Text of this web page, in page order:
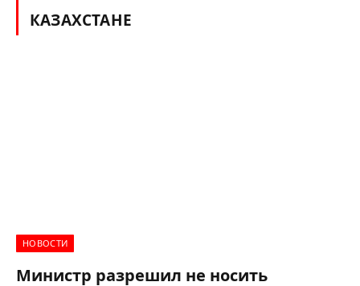
КАЗАХСТАНЕ
НОВОСТИ
Министр разрешил не носить